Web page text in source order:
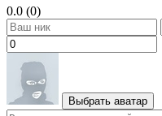
0.0 (0)
Выбрать аватар